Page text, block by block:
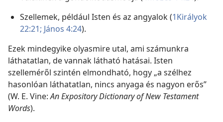
Szellemek, például Isten és az angyalok (1Királyok
22:21; János 4:24).
Ezek mindegyike olyasmire utal, ami számunkra
láthatatlan, de vannak látható hatásai. Isten
szelleméről szintén elmondható, hogy „a szélhez
hasonlóan láthatatlan, nincs anyaga és nagyon erős”
(W. E. Vine:An Expository Dictionary of New Testament
Words).